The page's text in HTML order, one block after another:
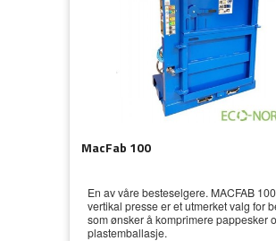
MacFab 100
En av våre besteselgere. MACFAB 100
vertikal presse er et utmerket valg for
som ønsker å komprimere pappesker
plastemballasje.